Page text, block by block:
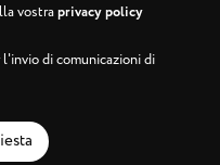
vostraprivacy policy
di comunicazioni di